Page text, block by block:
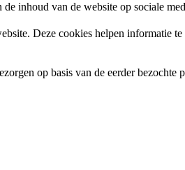
inhoud van de website op sociale
Deze cookies helpen informatie
op basis van de eerder